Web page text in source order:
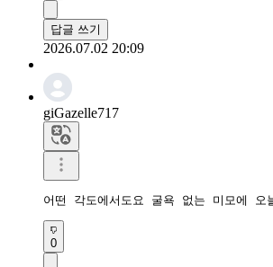
답글 쓰기
2026.07.02 20:09
giGazelle717
어떤 각도에서도요 굴욕 없는 미모에 오
0